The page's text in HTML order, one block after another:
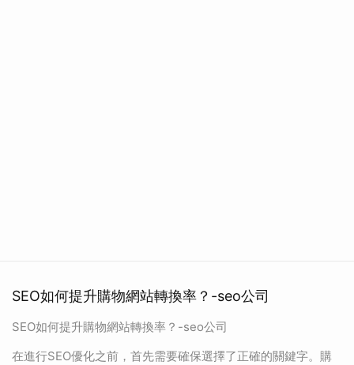
SEO如何提升購物網站轉換率？-seo公司
SEO如何提升購物網站轉換率？-seo公司
在進行SEO優化之前，首先需要確保選擇了正確的關鍵字。購